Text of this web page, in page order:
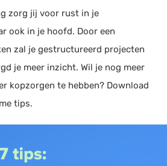
zorg jij voor rust in je
ook in je hoofd. Door een
zal je gestructureerd projecten
je meer inzicht. Wil je nog meer
kopzorgen te hebben? Download
tips.